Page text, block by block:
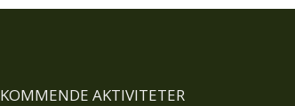
KOMMENDE AKTIVITETER